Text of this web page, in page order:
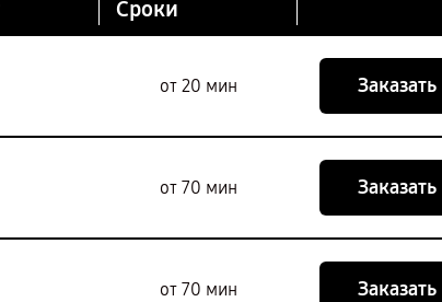
Сроки
от 20 мин Заказать
от 70 мин Заказать
от 70 мин Заказать